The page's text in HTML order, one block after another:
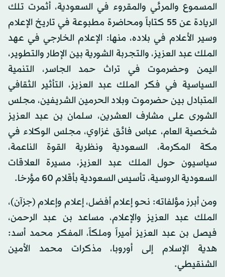
المسموع والمرئي والمقروء في السعودية، أثمرت تلك
الريادة عن 55 كتاباً ومحاضرة مطبوعة في تاريخ الإعلام
وسير الأعلام في بلاده، منها: الإعلام الخارجي في عهد
الملك عبد العزيز، والتجربة الشورية بين الإطار والتطوير،
اليمن وحضرموت في تراث حمد الجاسر، التنمية
السياسية في فكر الملك عبد العزيز، التأثير الثقافي
المتبادل بين حضرموت وبلاد الحرمين الشريفين، مجلس
الشورى على مشارف العشرين، سلمان بن عبد العزيز
شخصية العام، عباس فائق غزاوي، مجلس الوكلاء في
مكة المكرمة، السعودية ونظرية القوة الناعمة،
سياسيون حول الملك عبد العزيز، مسيرة العلاقات
السعودية الروسية، تأسيس السعودية بأقلام 60 مؤرخا.
ومن أبرز مؤلفاته: نحو إعلام أفضل، إعلام وإعلام (جزآن)،
الملك عبد العزيز والإعلام، مساعد بن عبد الرحمن،
فيصل بن عبد العزيز أميراً وملكاً، المفكر محمد أسد:
هدية الإسلام إلى أوروبا، مذكرات محمد الأمين
الشنقيطي.